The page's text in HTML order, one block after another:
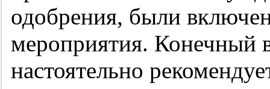
одобрения, были
мероприятия. Конечный
настоятельно